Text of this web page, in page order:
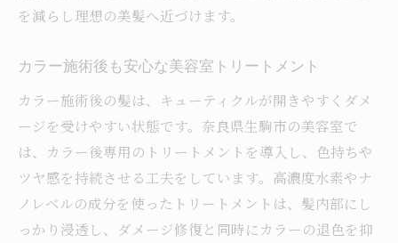
を減らし理想の美髪へ近づけます。
カラー施術後も安心な美容室トリートメント
カラー施術後の髪は、キューティクルが開きやすくダメ
ージを受けやすい状態です。奈良県生駒市の美容室で
は、カラー後専用のトリートメントを導入し、色持ちや
ツヤ感を持続させる工夫をしています。高濃度水素やナ
ノレベルの成分を使ったトリートメントは、髪内部にし
っかり浸透し、ダメージ修復と同時にカラーの退色を抑